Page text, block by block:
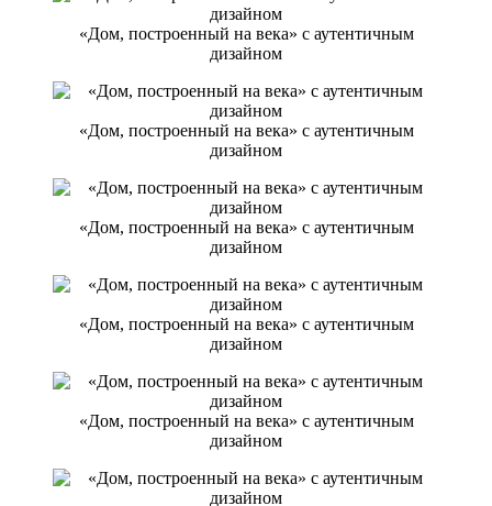
«Дом, построенный на века» с аутентичным
дизайном
«Дом, построенный на века» с аутентичным
дизайном
«Дом, построенный на века» с аутентичным
дизайном
«Дом, построенный на века» с аутентичным
дизайном
«Дом, построенный на века» с аутентичным
дизайном